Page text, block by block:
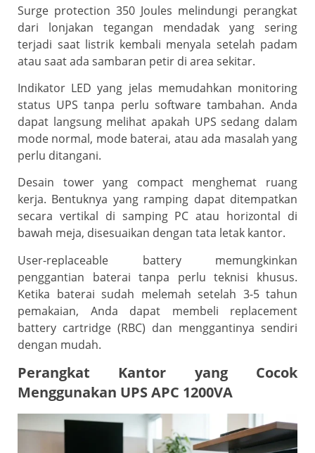
Surge protection 350 Joules melindungi perangkat
dari lonjakan tegangan mendadak yang sering
terjadi saat listrik kembali menyala setelah padam
atau saat ada sambaran petir di area sekitar.
Indikator LED yang jelas memudahkan monitoring
status UPS tanpa perlu software tambahan. Anda
dapat langsung melihat apakah UPS sedang dalam
mode normal, mode baterai, atau ada masalah yang
perlu ditangani.
Desain tower yang compact menghemat ruang
kerja. Bentuknya yang ramping dapat ditempatkan
secara vertikal di samping PC atau horizontal di
bawah meja, disesuaikan dengan tata letak kantor.
User-replaceable battery memungkinkan
penggantian baterai tanpa perlu teknisi khusus.
Ketika baterai sudah melemah setelah 3-5 tahun
pemakaian, Anda dapat membeli replacement
battery cartridge (RBC) dan menggantinya sendiri
dengan mudah.
Perangkat Kantor yang Cocok
Menggunakan UPS APC 1200VA